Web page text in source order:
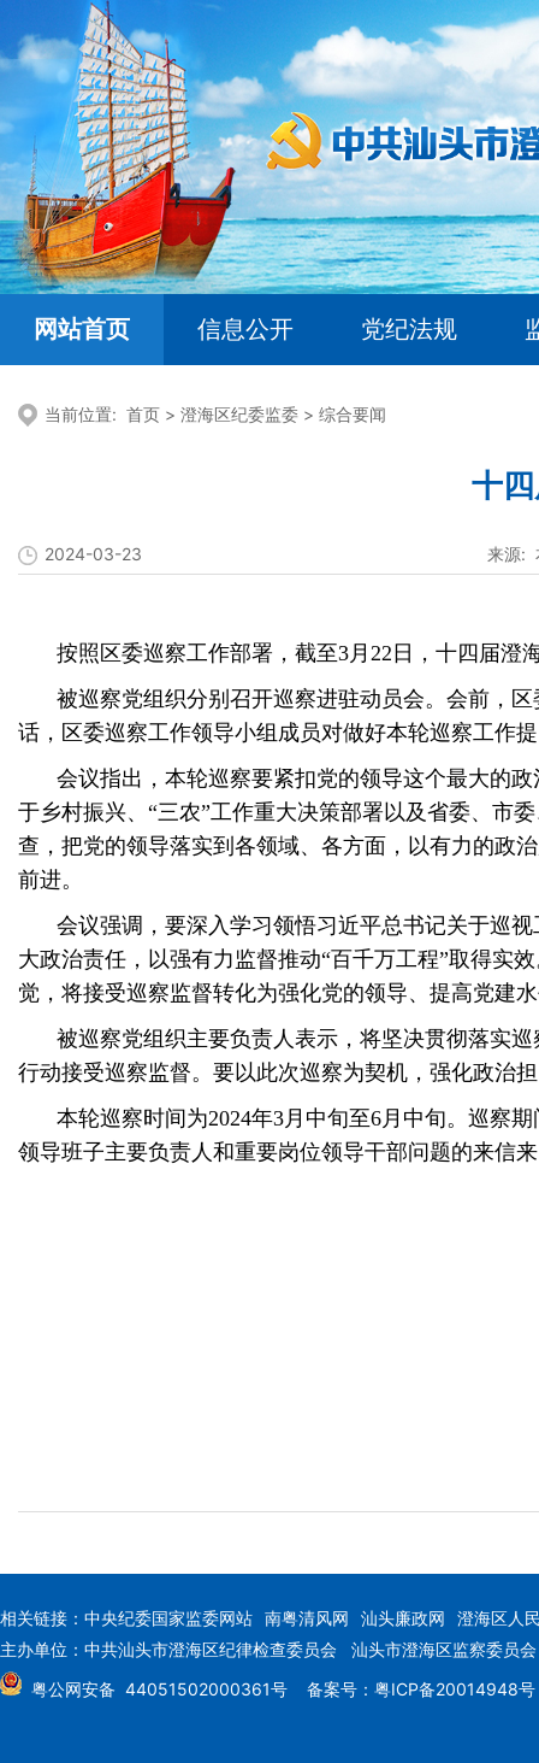
网站首页 信息公开 党纪法规
当前位置: 首页 > 澄海区纪委监委 > 综合要闻
十
2024-03-23 来源:
按照区委巡察工作部署，截至3月22日，十四届澄
被巡察党组织分别召开巡察进驻动员会。会前，
话，区委巡察工作领导小组成员对做好本轮巡察工作
会议指出，本轮巡察要紧扣党的领导这个最大的
于乡村振兴、“三农”工作重大决策部署以及省委、市
查，把党的领导落实到各领域、各方面，以有力的政
前进。
会议强调，要深入学习领悟习近平总书记关于巡
大政治责任，以强有力监督推动“百千万工程”取得实
觉，将接受巡察监督转化为强化党的领导、提高党建
被巡察党组织主要负责人表示，将坚决贯彻落实
行动接受巡察监督。要以此次巡察为契机，强化政治
本轮巡察时间为2024年3月中旬至6月中旬。巡察
领导班子主要负责人和重要岗位领导干部问题的来信
相关链接： 中央纪委国家监委网站 南粤清风网 汕头廉政网
澄海区人
主办单位：中共汕头市澄海区纪律检查委员会 汕头市澄海区监察委员
粤公网安备 44051502000361号 备案号：粤ICP备20014948